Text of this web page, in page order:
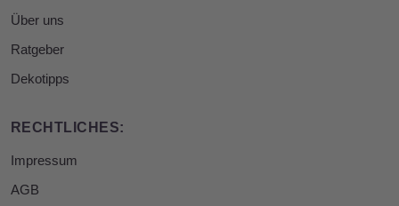
Über uns
Ratgeber
Dekotipps
RECHTLICHES:
Impressum
AGB